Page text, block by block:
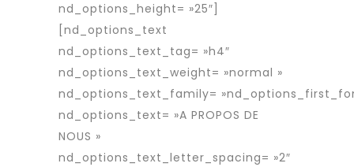
nd_options_height= »25″]
[nd_options_text
nd_options_text_tag= »h4″
nd_options_text_weight= »normal »
nd_options_text_family=
nd_options_text= »A PROPOS DE
NOUS »
nd_options_text_letter_spacing= »2″